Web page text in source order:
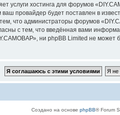
услуги хостинга для форумов
провайдер будет поставлен в
что администраторы форумов
с тем, что введённая вами
ни phpBB Limited не может
Создано на основе phpBB® Forum